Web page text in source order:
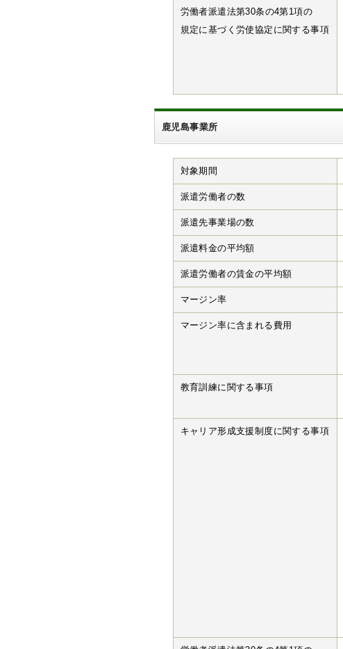
労働者派遣法第30条の4第1項の
規定に基づく労使協定に関する事項
鹿児島事業所
対象期間
派遣労働者の数
派遣先事業場の数
派遣料金の平均額
派遣労働者の賃金の平均額
マージン率
マージン率に含まれる費用
教育訓練に関する事項
キャリア形成支援制度に関する事項